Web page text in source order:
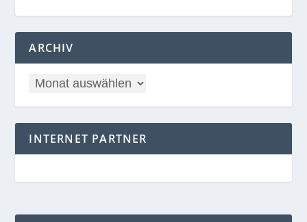
ARCHIV
INTERNET PARTNER